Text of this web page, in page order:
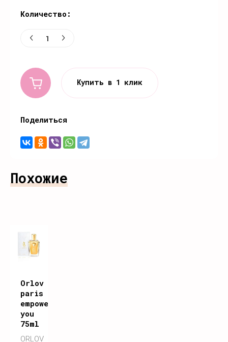
Количество:
Купить в 1 клик
Поделиться
Похожие
Orlov
paris
empower
you
75ml
ORLOV